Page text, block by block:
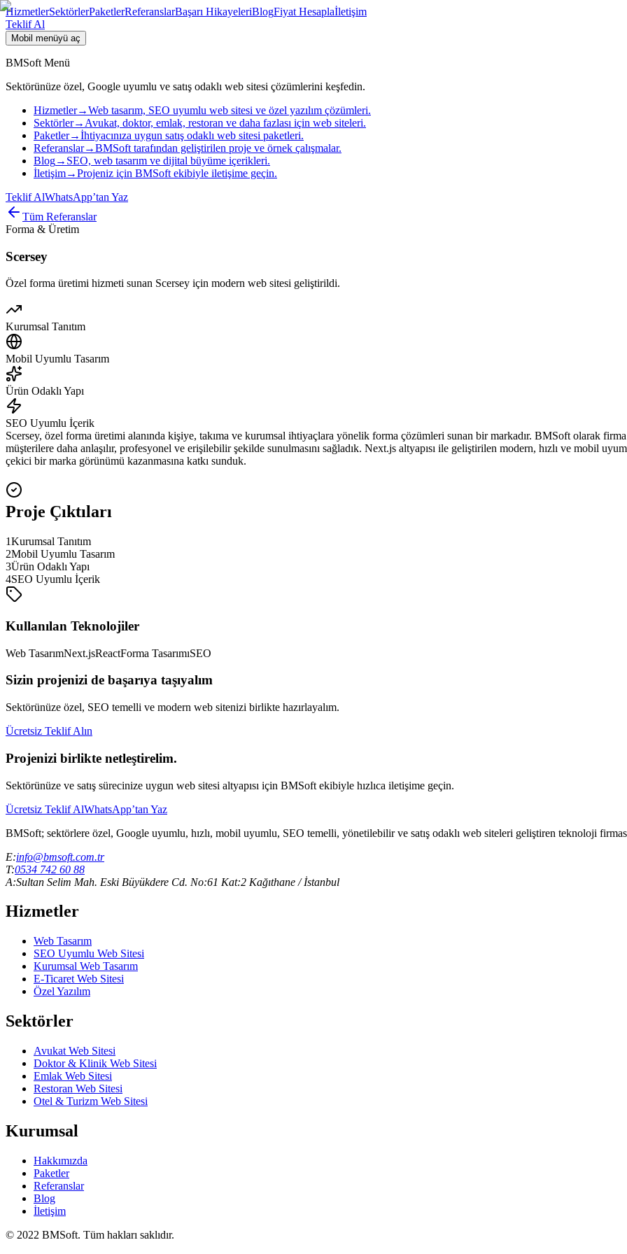
HizmetlerSektörlerPaketlerReferanslarBaşarı HikayeleriBlogFiyat Hesaplaİletişim
Teklif Al
Mobil menüyü aç
BMSoft Menü
Sektörünüze özel, Google uyumlu ve satış odaklı web sitesi çözümlerini keşfedin.
Hizmetler→Web tasarım, SEO uyumlu web sitesi ve özel yazılım çözümleri.
Sektörler→ Avukat, doktor, emlak, restoran ve daha fazlası için web siteleri.
Paketler→İhtiyacınıza uygun satış odaklı web sitesi paketleri.
Referanslar→BMSoft tarafından geliştirilen proje ve örnek çalışmalar.
Blog→ SEO, web tasarım ve dijital büyüme içerikleri.
İletişim→Projeniz için BMSoft ekibiyle iletişime geçin.
Teklif AlWhatsApp’tan Yaz
Tüm Referanslar
Forma & Üretim
Scersey
Özel forma üretimi hizmeti sunan Scersey için modern web sitesi geliştirildi.
Kurumsal Tanıtım
Mobil Uyumlu Tasarım
Ürün Odaklı Yapı
SEO Uyumlu İçerik
Scersey, özel forma üretimi alanında kişiye, takıma ve kurumsal ihtiyaçlara yönelik forma çözümleri sunan bir markadır. BMSoft olarak
müşterilere daha anlaşılır, profesyonel ve erişilebilir şekilde sunulmasını sağladık. Next.js altyapısı ile geliştirilen modern, hızlı ve mobil
çekici bir marka görünümü kazanmasına katkı sunduk.
Proje Çıktıları
1Kurumsal Tanıtım
2Mobil Uyumlu Tasarım
3Ürün Odaklı Yapı
4SEO Uyumlu İçerik
Kullanılan Teknolojiler
Web TasarımNext.jsReactForma TasarımıSEO
Sizin projenizi de başarıya taşıyalım
Sektörünüze özel, SEO temelli ve modern web sitenizi birlikte hazırlayalım.
Ücretsiz Teklif Alın
Projenizi birlikte netleştirelim.
Sektörünüze ve satış sürecinize uygun web sitesi altyapısı için BMSoft ekibiyle hızlıca iletişime geçin.
Ücretsiz Teklif AlWhatsApp’tan Yaz
BMSoft; sektörlere özel, Google uyumlu, hızlı, mobil uyumlu, SEO temelli, yönetilebilir ve satış odaklı web siteleri geliştiren teknoloji
E:info@bmsoft.com.tr
T:0534 742 60 88
A:Sultan Selim Mah. Eski Büyükdere Cd. No:61 Kat:2 Kağıthane / İstanbul
Hizmetler
Web Tasarım
SEO Uyumlu Web Sitesi
Kurumsal Web Tasarım
E-Ticaret Web Sitesi
Özel Yazılım
Sektörler
Avukat Web Sitesi
Doktor & Klinik Web Sitesi
Emlak Web Sitesi
Restoran Web Sitesi
Otel & Turizm Web Sitesi
Kurumsal
Hakkımızda
Paketler
Referanslar
Blog
İletişim
© 2022 BMSoft. Tüm hakları saklıdır.